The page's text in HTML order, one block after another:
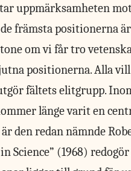
uppmärksamheten
främsta positionerna
om vi får tro
positionerna. Alla
fältets elitgrupp.
länge varit en
den redan nämnde
Science” (1968)